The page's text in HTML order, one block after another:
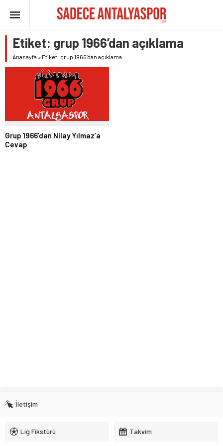
Etiket: grup 1966’dan açıklama
Anasayfa » Etiket: grup 1966’dan açıklama
Grup 1966’dan Nilay Yılmaz’a
Cevap
İletişim
Lig Fikstürü Takvim